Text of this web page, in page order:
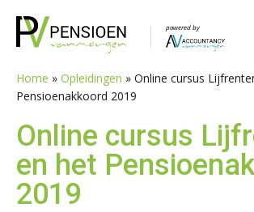
naar
hoofdnavigatie
naar
hoofd
inhoud
naar
eerste
sidebar
naar
voettekst
Home » Opleidingen » Online cursus
Pensioenakkoord 2019
Online cursus
en het
2019